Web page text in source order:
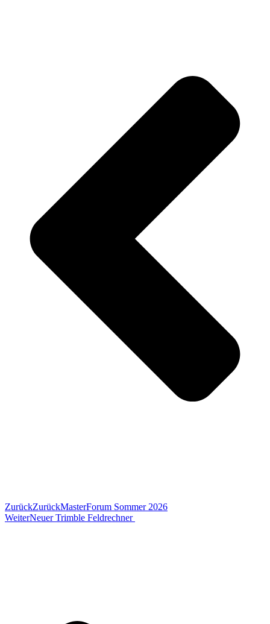
ZurückZurückMasterForum Sommer 2026
WeiterNeuer Trimble Feldrechner